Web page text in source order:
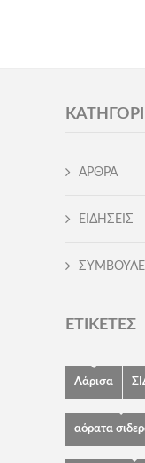
ΑΡΘΡΑ
ΕΙΔΗΣΕΙΣ
ΕΤΙΚΈΤΕΣ
Λάρισα
αόρατα